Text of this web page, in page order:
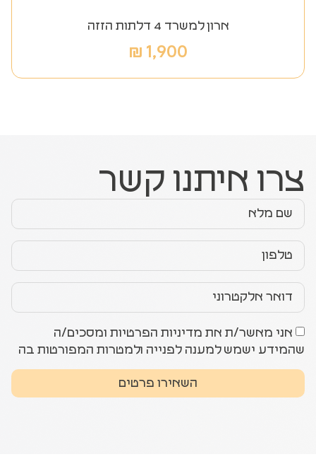
ארון למשרד 4 דלתות הזזה
1,900
₪
צרו איתנו קשר
אני מאשר/ת את מדיניות הפרטיות ומסכים/ה
שהמידע ישמש למענה לפנייה ולמטרות המפורטות בה
השאירו פרטים